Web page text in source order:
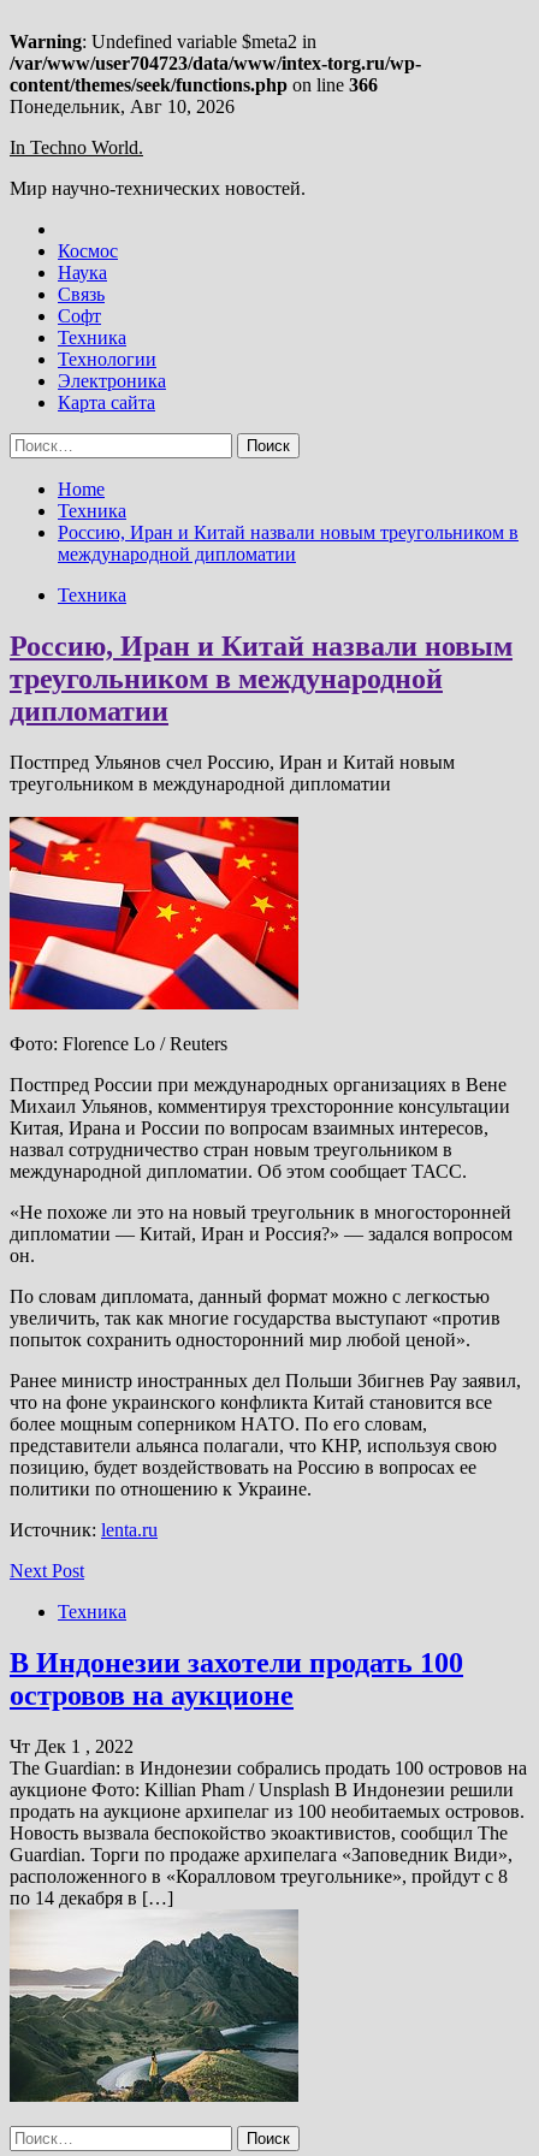
Warning: Undefined variable $meta2 in
/var/www/user704723/data/www/intex-torg.ru/wp-
content/themes/seek/functions.php on line 366
Skip
content
Понедельник, Авг 10, 2026
In Techno World.
Мир научно-технических новостей.
Космос
Наука
Связь
Софт
Техника
Технологии
Электроника
Карта сайта
Найти:
Home
Техника
Россию, Иран и Китай назвали новым треугольником в
международной дипломатии
Техника
Россию, Иран и Китай назвали новым
треугольником в международной
дипломатии
Постпред Ульянов счел Россию, Иран и Китай новым
треугольником в международной дипломатии
Фото: Florence Lo / Reuters
Постпред России при международных организациях в Вене
Михаил Ульянов, комментируя трехсторонние консультации
Китая, Ирана и России по вопросам взаимных интересов,
назвал сотрудничество стран новым треугольником в
международной дипломатии. Об этом сообщает ТАСС.
«Не похоже ли это на новый треугольник в многосторонней
дипломатии — Китай, Иран и Россия?» — задался вопросом
он.
По словам дипломата, данный формат можно с легкостью
увеличить, так как многие государства выступают «против
попыток сохранить односторонний мир любой ценой».
Ранее министр иностранных дел Польши Збигнев Рау заявил,
что на фоне украинского конфликта Китай становится все
более мощным соперником НАТО. По его словам,
представители альянса полагали, что КНР, используя свою
позицию, будет воздействовать на Россию в вопросах ее
политики по отношению к Украине.
Источник: lenta.ru
Next Post
Техника
В Индонезии захотели продать 100
островов на аукционе
Чт Дек 1 , 2022
The Guardian: в Индонезии собрались продать 100 островов на
аукционе Фото: Killian Pham / Unsplash В Индонезии решили
продать на аукционе архипелаг из 100 необитаемых островов.
Новость вызвала беспокойство экоактивистов, сообщил The
Guardian. Торги по продаже архипелага «Заповедник Види»,
расположенного в «Коралловом треугольнике», пройдут с 8
по 14 декабря в […]
Найти: